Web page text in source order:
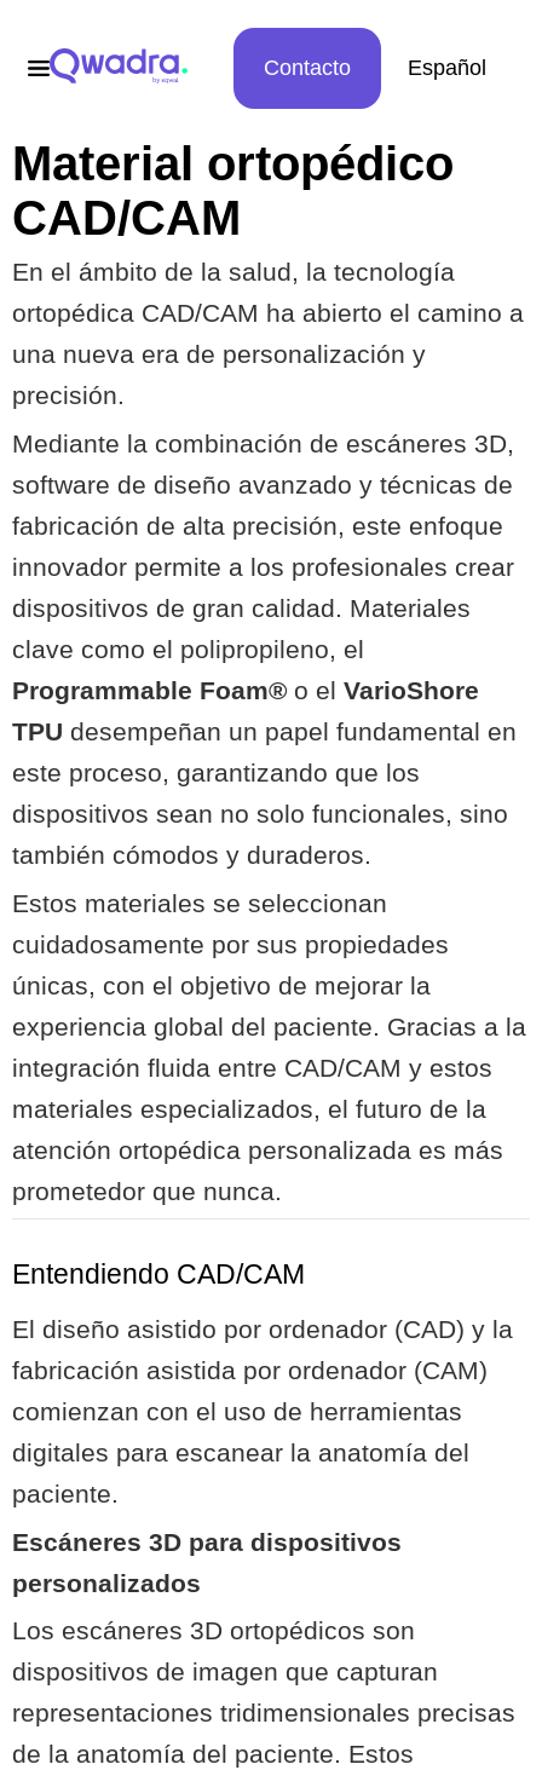
Contacto Español
Material ortopédico
CAD/CAM
En el ámbito de la salud, la tecnología
ortopédica CAD/CAM ha abierto el camino a
una nueva era de personalización y
precisión.
Mediante la combinación de escáneres 3D,
software de diseño avanzado y técnicas de
fabricación de alta precisión, este enfoque
innovador permite a los profesionales crear
dispositivos de gran calidad. Materiales
clave como el polipropileno, el
Programmable Foam® o el VarioShore
TPU desempeñan un papel fundamental en
este proceso, garantizando que los
dispositivos sean no solo funcionales, sino
también cómodos y duraderos.
Estos materiales se seleccionan
cuidadosamente por sus propiedades
únicas, con el objetivo de mejorar la
experiencia global del paciente. Gracias a la
integración fluida entre CAD/CAM y estos
materiales especializados, el futuro de la
atención ortopédica personalizada es más
prometedor que nunca.
Entendiendo CAD/CAM
El diseño asistido por ordenador (CAD) y la
fabricación asistida por ordenador (CAM)
comienzan con el uso de herramientas
digitales para escanear la anatomía del
paciente.
Escáneres 3D para dispositivos
personalizados
Los escáneres 3D ortopédicos son
dispositivos de imagen que capturan
representaciones tridimensionales precisas
de la anatomía del paciente. Estos